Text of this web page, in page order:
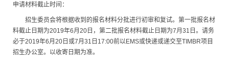
申请材料截止时间：
招生委员会将根据收到的报名材料分批进行初审和复试。第一批报名材
料截止日期为2019年6月20日，第二批报名材料截止日期为7月31日。请务
必于2019年6月20日或7月31日17:00前以EMS或快递或递交至TIMBR项目
招生办公室。以收寄日期为准。